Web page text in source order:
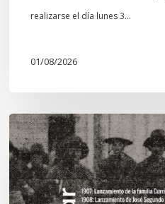
realizarse el día lunes 3…
01/08/2026
Chawrakawin:
Palimpsesto
explora
a